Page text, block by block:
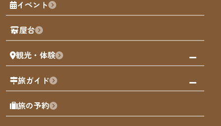
歴史・文化
観光カレンダー
観光PR動画
まち歩き
福岡グルメ
福岡を楽しむ
福岡のアート
イベント
屋台
観光・体験
観る・遊ぶ
屋台
買う
旅ガイド
モデルコース
AIおまかせコース
旅の予約